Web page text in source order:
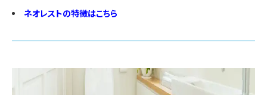
ネオレストの特徴はこちら